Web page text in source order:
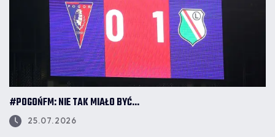
#POGOŃFM: NIE TAK MIAŁO BYĆ...
25.07.2026